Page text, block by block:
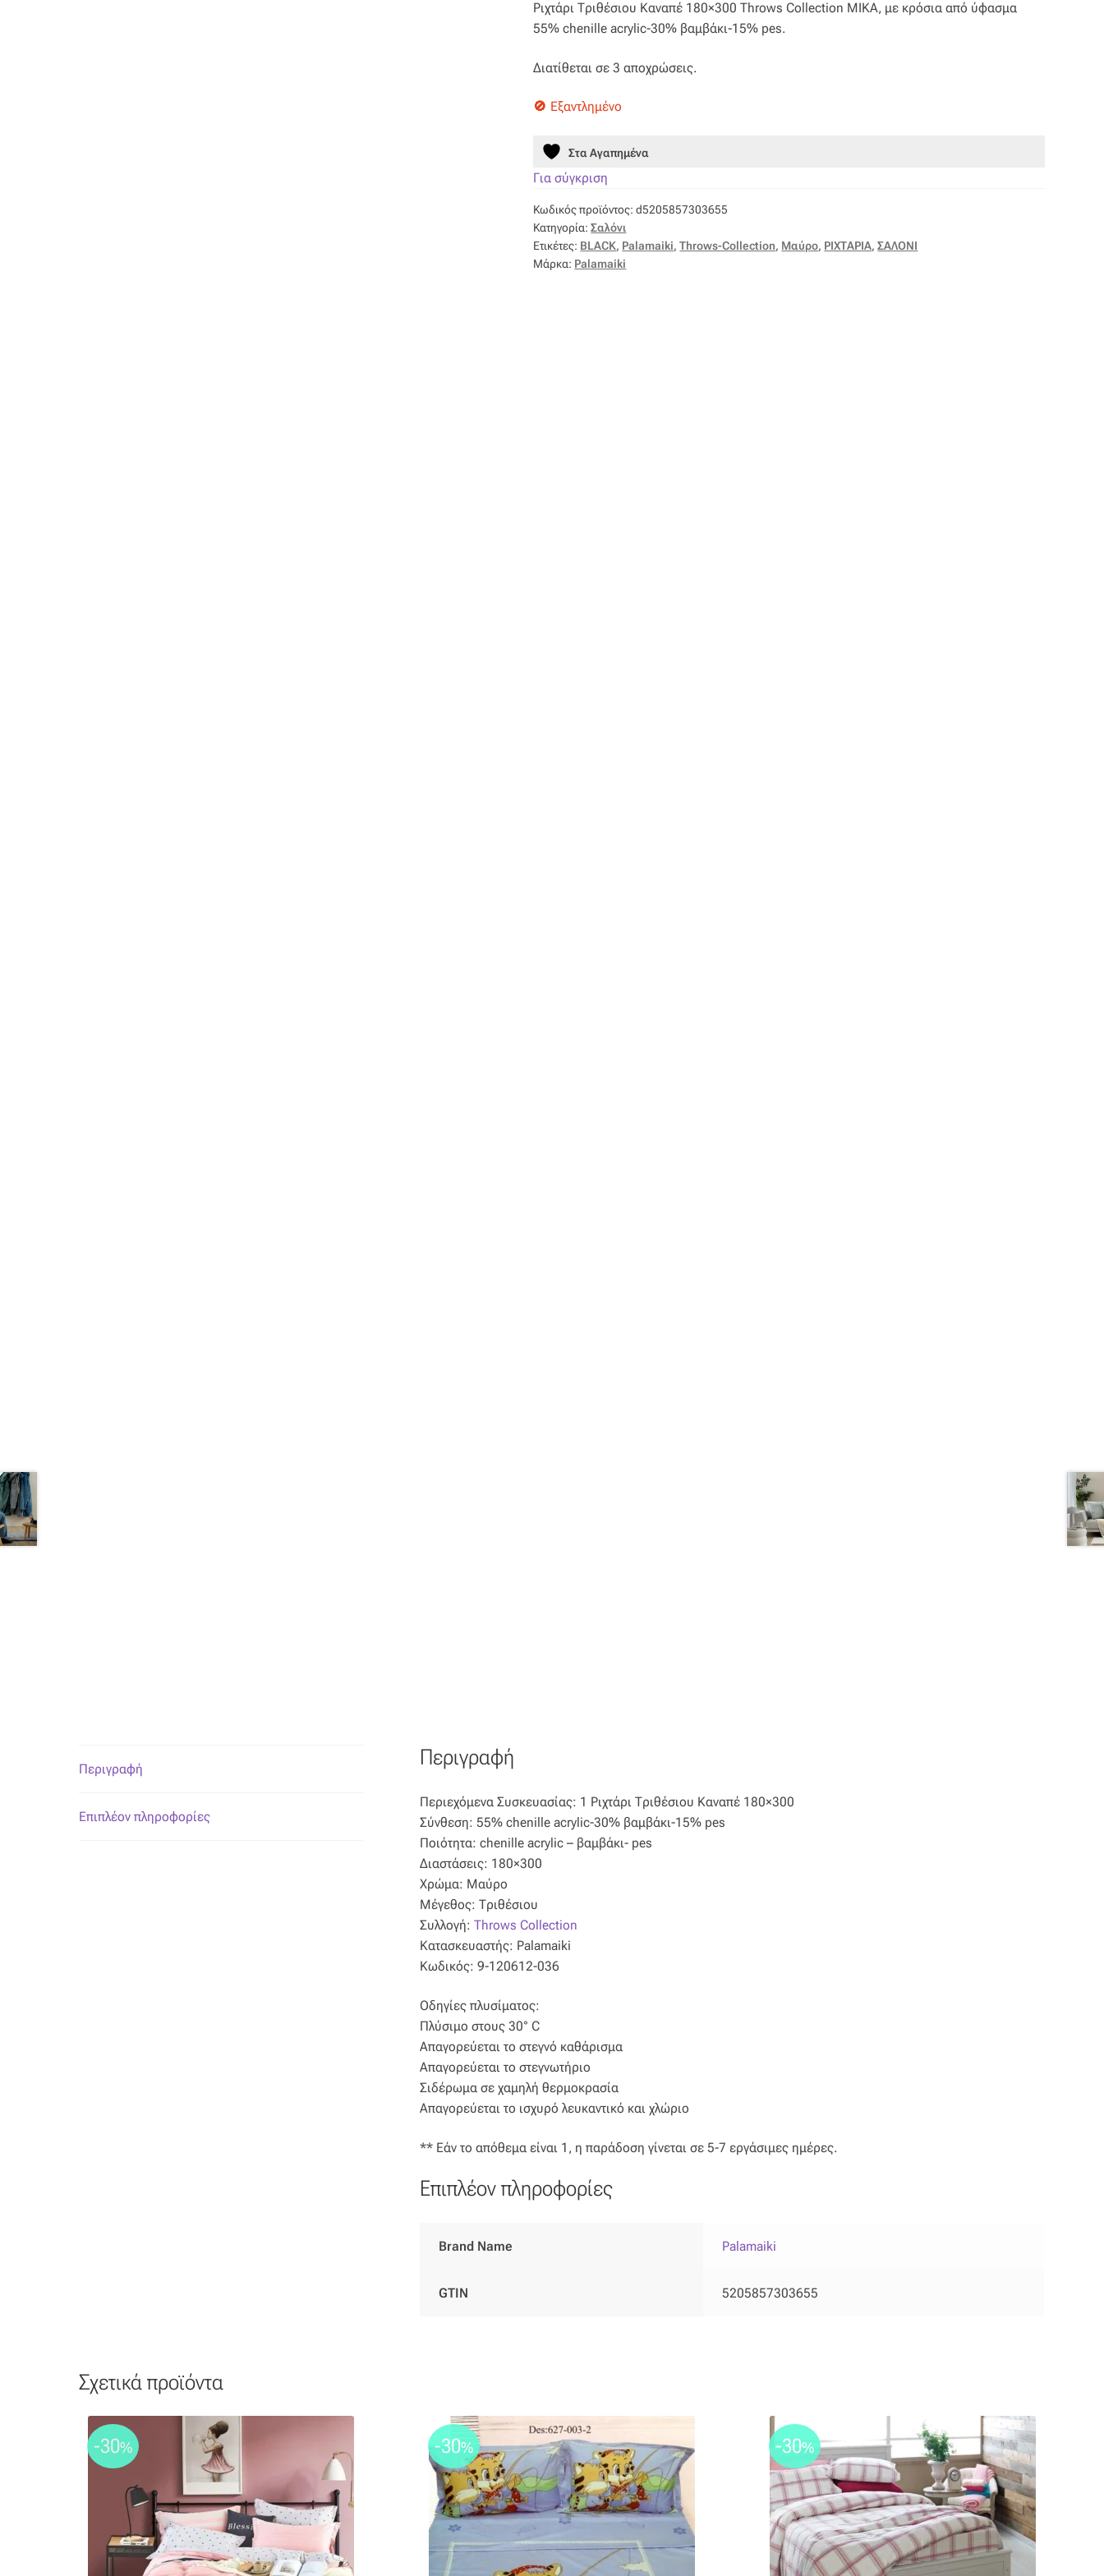
was:
67,50 €.
τιμή
είναι:
47,25 €.
Ριχτάρι Τριθέσιου Καναπέ 180×300 Throws Collection MIKA, με κρόσια από ύφασμα
55% chenille acrylic-30% βαμβάκι-15% pes.
Διατίθεται σε 3 αποχρώσεις.
Εξαντλημένο
Στα Αγαπημένα
Για σύγκριση
Κωδικός προϊόντος:d5205857303655
Κατηγορία:Σαλόνι
Ετικέτες: BLACK, Palamaiki,Throws-Collection, Μαύρο, ΡΙΧΤΑΡΙΑ,ΣΑΛΟΝΙ
Μάρκα: Palamaiki
Περιγραφή
Επιπλέον πληροφορίες
Περιγραφή
Περιεχόμενα Συσκευασίας: 1 Ριχτάρι Τριθέσιου Καναπέ 180×300
Σύνθεση: 55% chenille acrylic-30% βαμβάκι-15% pes
Ποιότητα: chenille acrylic – βαμβάκι- pes
Διαστάσεις: 180×300
Χρώμα: Μαύρο
Μέγεθος: Τριθέσιου
Συλλογή:Throws Collection
Κατασκευαστής: Palamaiki
Κωδικός: 9-120612-036
Οδηγίες πλυσίματος:
Πλύσιμο στους 30° C
Απαγορεύεται το στεγνό καθάρισμα
Απαγορεύεται το στεγνωτήριο
Σιδέρωμα σε χαμηλή θερμοκρασία
Απαγορεύεται το ισχυρό λευκαντικό και χλώριο
** Εάν το απόθεμα είναι 1, η παράδοση γίνεται σε 5-7 εργάσιμες ημέρες.
Επιπλέον πληροφορίες
Brand Name Palamaiki
GTIN 5205857303655
Σχετικά προϊόντα
-30% -30% -30%